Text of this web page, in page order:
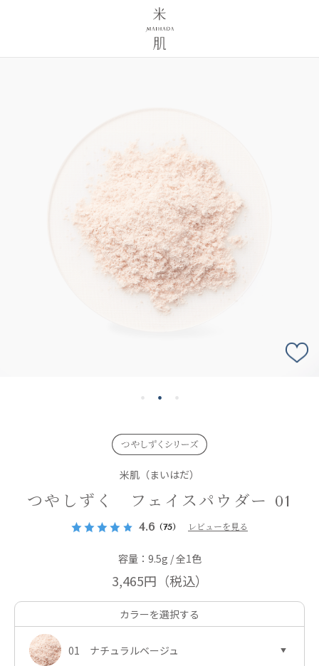
米肌（まいはだ）
つやしずく フェイスパウダー 01
4.6 （75） レビューを見る
容量：9.5g / 全1色
3,465円 （税込）
カラーを選択する
01 ナチュラルベージュ